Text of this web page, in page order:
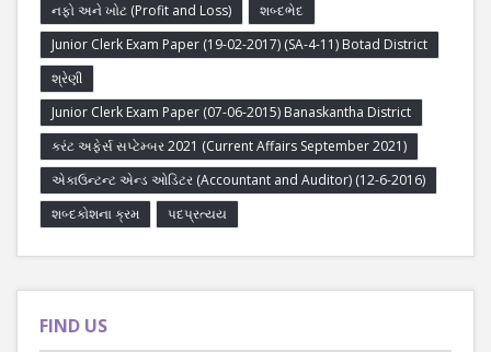
નફો અને ખોટ (Profit and Loss)
શબ્દભેદ
Junior Clerk Exam Paper (19-02-2017) (SA-4-11) Botad District
શ્રેણી
Junior Clerk Exam Paper (07-06-2015) Banaskantha District
કરંટ અફેર્સ સપ્ટેમ્બર 2021 (Current Affairs September 2021)
એકાઉન્ટન્ટ એન્ડ ઓડિટર (Accountant and Auditor) (12-6-2016)
શબ્દકોશના ક્રમ
પદપ્રત્યય
FIND US